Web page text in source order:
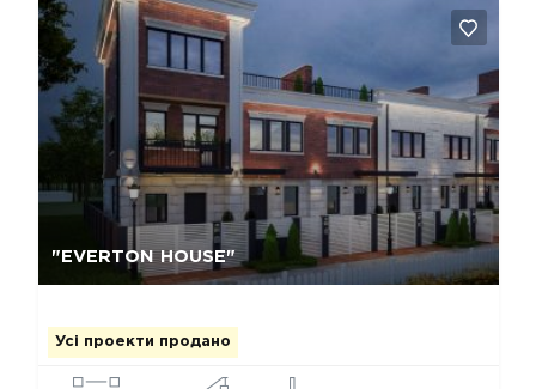
"EVERTON HOUSE"
Усі проекти продано
Так, видалити Відміна